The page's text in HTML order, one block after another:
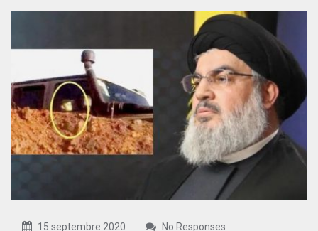
15 septembre 2020 No Responses